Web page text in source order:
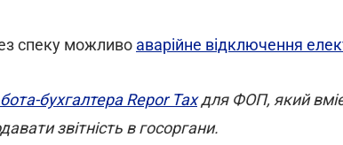
спеку можливо аварійне відключення
бота-бухгалтера Repor Taxдля ФОП, який
звітність в госоргани.